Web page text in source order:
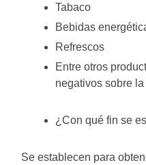
Tabaco
Bebidas
Refrescos
Entre otros
negativos sobre
¿Con qué fin se
Se establecen para